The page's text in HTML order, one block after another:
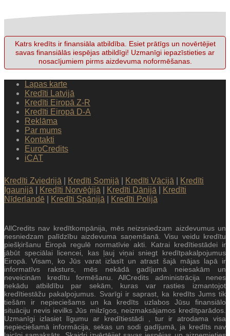
Katrs kredīts ir finansiāla atbildība. Esiet prātīgs un novērtējiet
savas finansiālās iespējas atbildīgi! Uzmanīgi iepazīstieties ar
nosacījumiem pirms aizdevuma noformēšanas.
Lapas karte
Kredīti Latvijā
Kredīti Eiropā Z-R
Kredīti Eiropā D-A
Reklāma
Par mums
Kontakti
EuroCredits
iCAT
Kredīti Zviedrijā Kredīti Somijā Kredīti Vācijā
Kredīti
Igaunijā
Kredīti Norvēģijā Kredīti Dānijā
Kredīti
Nīderlandē
Kredīti Spānijā Kredīti Polijā
AllCredits nav kredītkompānija, mēs neizsniedzam aizdevumus un
nesniedzam palīdzību aizdevuma saņemšanā. Visu veidu kredītu
piešķiršanu Eiropā regulē normatīvie akti. Katrai kredītiestādei ir
jābūt speciālai licencei, kas ļauj viņai sniegt kredītpakalpojumus
Eiropā. Visam, ko Jūs varat izlasīt un atrast šajā mājas lapā ir
informatīvs raksturs, mēs nekādā gadījumā neiesakām un
neveicinām kredītu formēšanu. AllCredits administrācija nenes
nekādu atbildību par sekām, kuras var rasties izmantojot
kredītiestāžu pakalpojumus. Svarīgi ir saprast, ka kredīts Jums tik
tiešām ir nepieciešams un ka kredīts uzlabos Jūsu finansiālo
situāciju nevis ievilks Jūs milzīgos, neizmaksājamos kredītparādos.
Uzmanīgi izlasiet līgumu ar kredītiestādi , tur ir atrodama visa
nepieciešamā informācija, sekas un sodi gadījumā, ja kredīts nav